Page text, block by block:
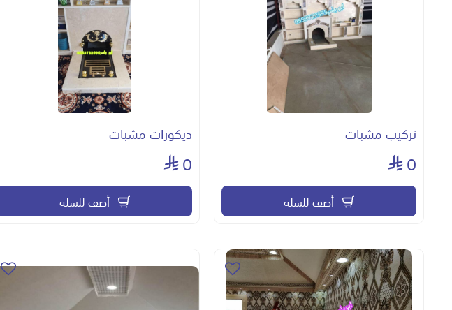
تركيب مشبات
0
أضف للسلة
ديكورات مشبات
0
أضف للسلة